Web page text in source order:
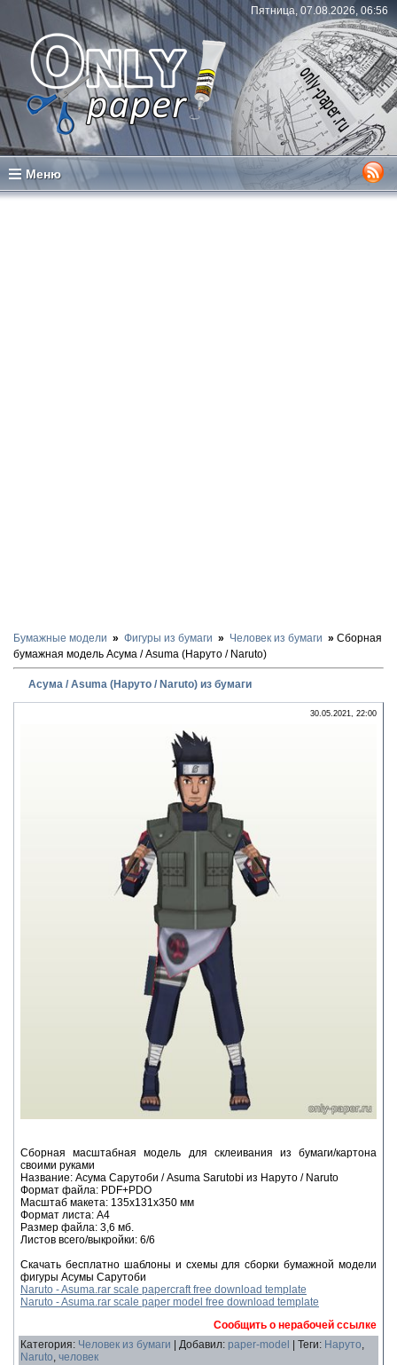
Пятница, 07.08.2026, 06:56
Меню
Бумажные модели Фигуры из бумаги Человек из бумаги
Сборная
бумажная модель Асума / Asuma (Наруто / Naruto)
Асума / Asuma (Наруто / Naruto) из бумаги
30.05.2021, 22:00
Сборная масштабная модель для склеивания из бумаги/картона
своими руками
Название: Асума Сарутоби / Asuma Sarutobi из Наруто / Naruto
Формат файла: PDF+PDO
Масштаб макета: 135х131х350 мм
Формат листа: А4
Размер файла: 3,6 мб.
Листов всего/выкройки: 6/6
Скачать бесплатно шаблоны и схемы для сборки бумажной модели
фигуры Асумы Сарутоби
Naruto - Asuma.rar scale papercraft free download template
Naruto - Asuma.rar scale paper model free download template
Сообщить о нерабочей ссылке
Категория: Человек из бумаги Добавил: paper-model Теги: Наруто,
Naruto, человек